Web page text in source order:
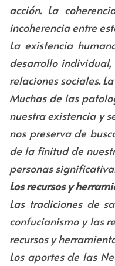
acción. La
incoherencia entre
La existencia
desarrollo
relaciones sociales.
Muchas de las
nuestra existencia y
nos preserva de
de la finitud de
personas
Los recursos y
Las tradiciones de
confucianismo y las
recursos y
Los aportes de las